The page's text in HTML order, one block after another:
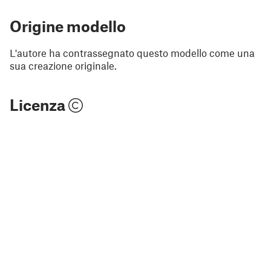
Origine modello
L'autore ha contrassegnato questo modello come una
sua creazione originale.
Licenza